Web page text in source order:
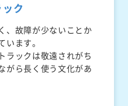
ク
、故障が少ないことか
ます。
ラックは敬遠されがち
がら長く使う文化があ